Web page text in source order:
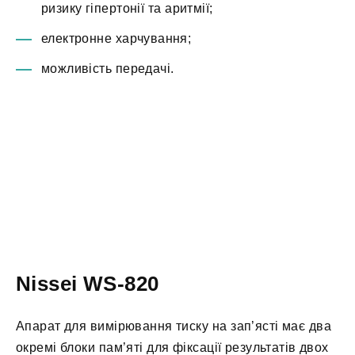
ризику гіпертонії та аритмії;
електронне харчування;
можливість передачі.
Nissei WS-820
Апарат для вимірювання тиску на зап’ясті має два
окремі блоки пам’яті для фіксації результатів двох